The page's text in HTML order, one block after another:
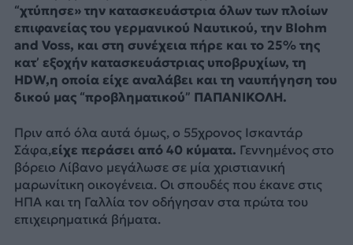
“χτύπησε» την κατασκευάστρια όλων των πλοίων
επιφανείας του γερμανικού Ναυτικού, την Blohm
and Voss, και στη συνέχεια πήρε και το 25% της
κατ’ εξοχήν κατασκευάστριας υποβρυχίων, τη
HDW,η οποία είχε αναλάβει και τη ναυπήγηση του
δικού μας “προβληματικού” ΠΑΠΑΝΙΚΟΛΗ.
Πριν από όλα αυτά όμως, ο 55χρονος Ισκαντάρ
Σάφα,είχε περάσει από 40 κύματα. Γεννημένος στο
βόρειο Λίβανο μεγάλωσε σε μία χριστιανική
μαρωνίτικη οικογένεια. Οι σπουδές που έκανε στις
ΗΠΑ και τη Γαλλία τον οδήγησαν στα πρώτα του
επιχειρηματικά βήματα.